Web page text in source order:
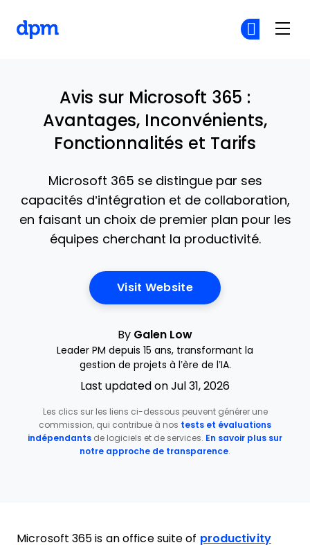
Avis sur Microsoft 365 :
Avantages, Inconvénients,
Fonctionnalités et Tarifs
Microsoft 365 se distingue par ses
capacités d’intégration et de collaboration,
en faisant un choix de premier plan pour les
équipes cherchant la productivité.
Visit WebsiteOpens New Window
By Galen Low
Leader PM depuis 15 ans, transformant la
gestion de projets à l’ère de l’IA.
Last updated on Jul 31, 2026
Les clics sur les liens ci-dessous peuvent générer une
commission, qui contribue à nos tests et évaluations
indépendants de logiciels et de services. En savoir plus sur
notre approche de transparence.
Microsoft 365 is an office suite of productivity